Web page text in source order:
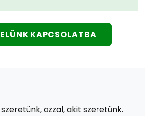
KAPCSOLATBA
azzal, akit szeretünk.